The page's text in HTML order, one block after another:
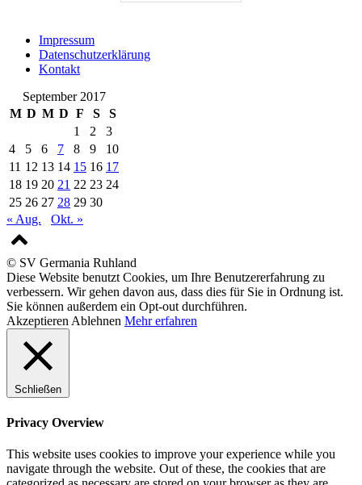
Impressum
Datenschutzerklärung
Kontakt
September 2017
M D M D F S
S
1
2
3
4
5 6 7 8 9
10
11 12 13 14 15 16 17
18 19 20 21 22 23 24
25 26 27 28 29 30
« Aug.
Okt. »
© SV Germania Ruhland
Diese Website benutzt Cookies, um Ihre Benutzererfahrung zu
verbessern. Wir gehen davon aus, dass dies für Sie in Ordnung ist.
Sie können außerdem ein Opt-out durchführen.
Akzeptieren Ablehnen Mehr erfahren
Schließen
Privacy Overview
This website uses cookies to improve your experience while you
navigate through the website. Out of these, the cookies that are